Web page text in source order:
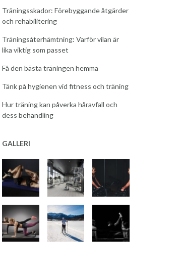
Träningsskador: Förebyggande åtgärder
och rehabilitering
Träningsåterhämtning: Varför vilan är
lika viktig som passet
Få den bästa träningen hemma
Tänk på hygienen vid fitness och träning
Hur träning kan påverka håravfall och
dess behandling
GALLERI